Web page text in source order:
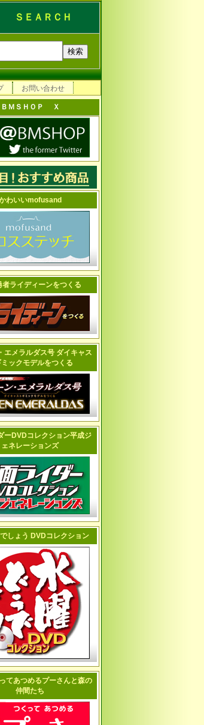
ＳＥＡＲＣＨ
お問い合わせ
ＢＭＳＨＯＰ Ｘ
わいいmofusand
者ライディーンをつくる
エメラルダス号 ダイキャス
ミックモデルをつくる
ーDVDコレクション平成ジ
ェネレーションズ
しょう DVDコレクション
てあつめるプーさんと森の
仲間たち